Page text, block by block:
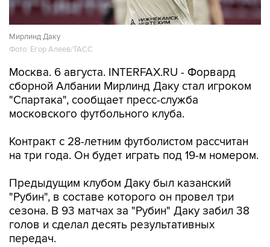
Мирлинд Даку
Фото: Егор Алеев/ТАСС
Москва. 6 августа. INTERFAX.RU - Форвард
сборной Албании Мирлинд Даку стал игроком
"Спартака", сообщает пресс-служба
московского футбольного клуба.
Контракт с 28-летним футболистом рассчитан
на три года. Он будет играть под 19-м номером.
Предыдущим клубом Даку был казанский
"Рубин", в составе которого он провел три
сезона. В 93 матчах за "Рубин" Даку забил 38
голов и сделал десять результативных
передач.